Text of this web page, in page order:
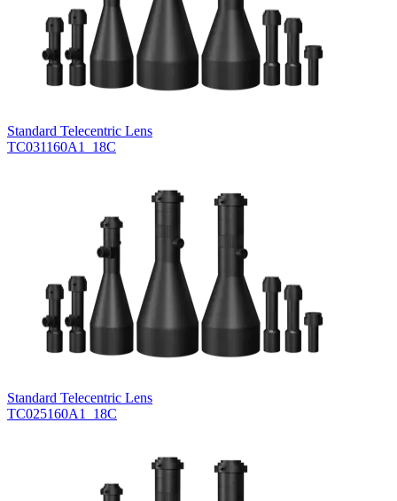
Standard Telecentric Lens
TC031160A1_18C
Standard Telecentric Lens
TC025160A1_18C